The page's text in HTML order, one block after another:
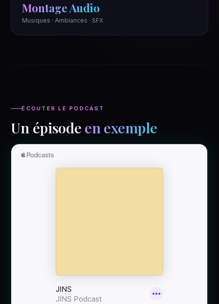
Montage Audio
Musiques · Ambiances · SFX
ÉCOUTER LE PODCAST
Un épisode en exemple